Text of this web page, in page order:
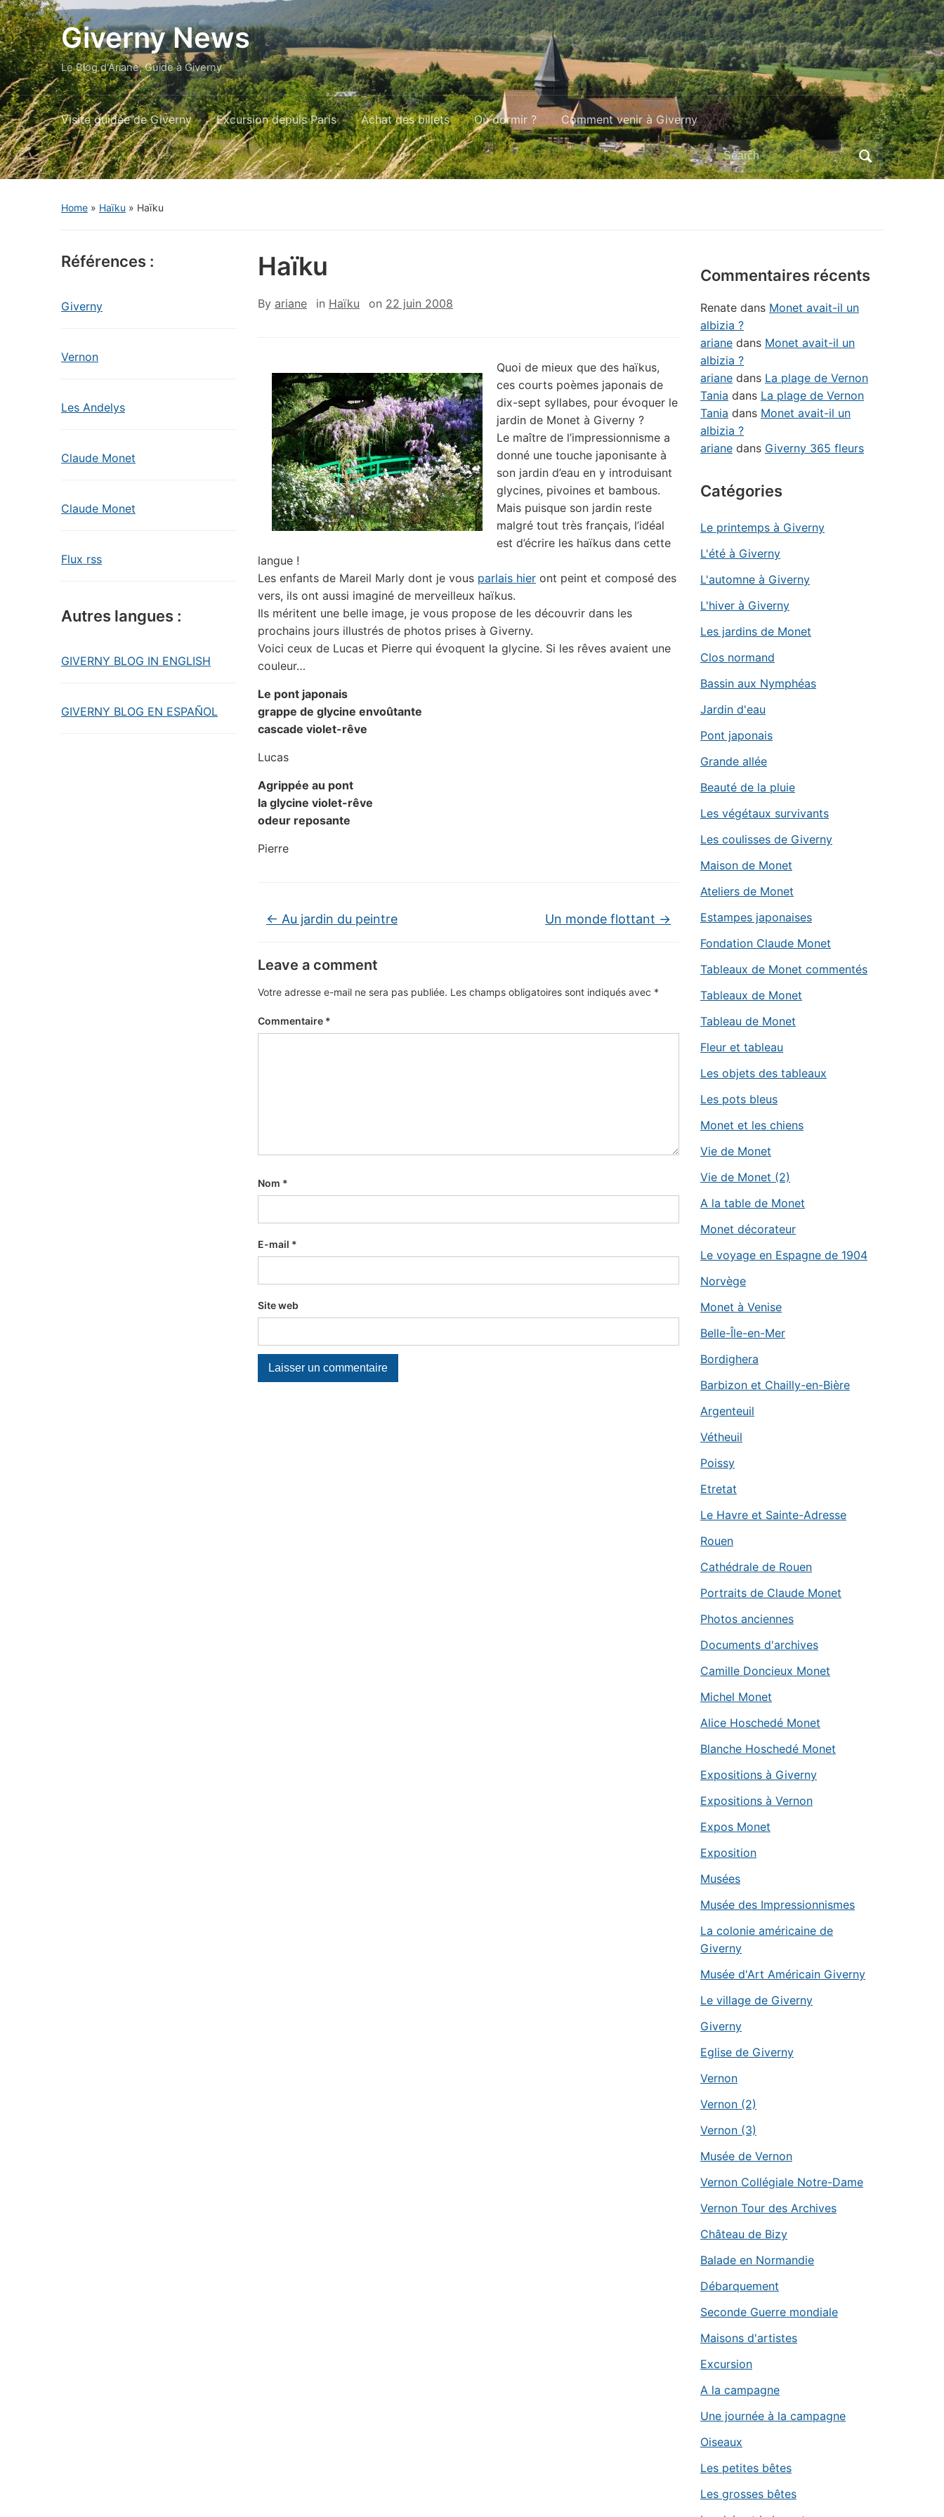
Giverny News
Le Blog d'Ariane, Guide à Giverny
Visite guidée de Giverny Excursion depuis Paris Achat des billets Où dormir ? Comment venir à Giverny
Search
for:
Home » Haïku » Haïku
Références :
Giverny
Vernon
Les Andelys
Claude Monet
Claude Monet
Flux rss
Autres langues :
GIVERNY BLOG IN ENGLISH
GIVERNY BLOG EN ESPAÑOL
Haïku
By ariane in Haïku on 22 juin 2008
Quoi de mieux que des haïkus,
ces courts poèmes japonais de
dix-sept syllabes, pour évoquer le
jardin de Monet à Giverny ?
Le maître de l’impressionnisme a
donné une touche japonisante à
son jardin d’eau en y introduisant
glycines, pivoines et bambous.
Mais puisque son jardin reste
malgré tout très français, l’idéal
est d’écrire les haïkus dans cette
langue !
Les enfants de Mareil Marly dont je vous parlais hier ont peint et composé des
vers, ils ont aussi imaginé de merveilleux haïkus.
Ils méritent une belle image, je vous propose de les découvrir dans les
prochains jours illustrés de photos prises à Giverny.
Voici ceux de Lucas et Pierre qui évoquent la glycine. Si les rêves avaient une
couleur…
Le pont japonais
grappe de glycine envoûtante
cascade violet-rêve
Lucas
Agrippée au pont
la glycine violet-rêve
odeur reposante
Pierre
← Au jardin du peintre Un monde flottant →
Leave a comment
Votre adresse e-mail ne sera pas publiée. Les champs obligatoires sont indiqués avec *
Commentaire *
Nom *
E-mail *
Site web
Commentaires récents
Renate dans Monet avait-il un
albizia ?
ariane dans Monet avait-il un
albizia ?
ariane dans La plage de Vernon
Tania dans La plage de Vernon
Tania dans Monet avait-il un
albizia ?
ariane dans Giverny 365 fleurs
Catégories
Le printemps à Giverny
L'été à Giverny
L'automne à Giverny
L'hiver à Giverny
Les jardins de Monet
Clos normand
Bassin aux Nymphéas
Jardin d'eau
Pont japonais
Grande allée
Beauté de la pluie
Les végétaux survivants
Les coulisses de Giverny
Maison de Monet
Ateliers de Monet
Estampes japonaises
Fondation Claude Monet
Tableaux de Monet commentés
Tableaux de Monet
Tableau de Monet
Fleur et tableau
Les objets des tableaux
Les pots bleus
Monet et les chiens
Vie de Monet
Vie de Monet (2)
A la table de Monet
Monet décorateur
Le voyage en Espagne de 1904
Norvège
Monet à Venise
Belle-Île-en-Mer
Bordighera
Barbizon et Chailly-en-Bière
Argenteuil
Vétheuil
Poissy
Etretat
Le Havre et Sainte-Adresse
Rouen
Cathédrale de Rouen
Portraits de Claude Monet
Photos anciennes
Documents d'archives
Camille Doncieux Monet
Michel Monet
Alice Hoschedé Monet
Blanche Hoschedé Monet
Expositions à Giverny
Expositions à Vernon
Expos Monet
Exposition
Musées
Musée des Impressionnismes
La colonie américaine de
Giverny
Musée d'Art Américain Giverny
Le village de Giverny
Giverny
Eglise de Giverny
Vernon
Vernon (2)
Vernon (3)
Musée de Vernon
Vernon Collégiale Notre-Dame
Vernon Tour des Archives
Château de Bizy
Balade en Normandie
Débarquement
Seconde Guerre mondiale
Maisons d'artistes
Excursion
A la campagne
Une journée à la campagne
Oiseaux
Les petites bêtes
Les grosses bêtes